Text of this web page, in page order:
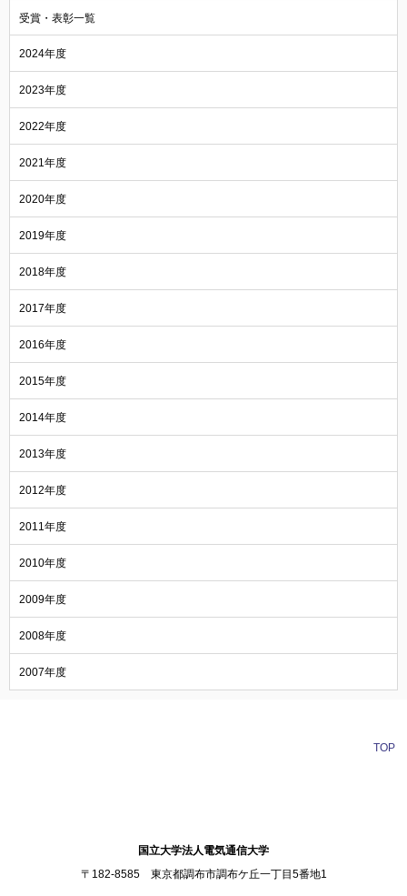
受賞・表彰一覧
2024年度
2023年度
2022年度
2021年度
2020年度
2019年度
2018年度
2017年度
2016年度
2015年度
2014年度
2013年度
2012年度
2011年度
2010年度
2009年度
2008年度
2007年度
TOP
国立大学法人電気通信大学
〒182-8585 東京都調布市調布ケ丘一丁目5番地1